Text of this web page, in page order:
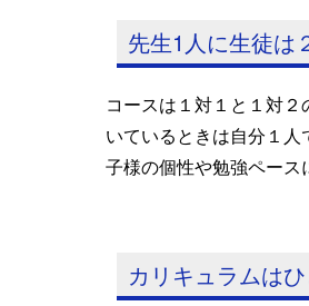
先生1人に生徒は
コースは１対１と１対
いているときは自分１
子様の個性や勉強ペース
カリキュラムは